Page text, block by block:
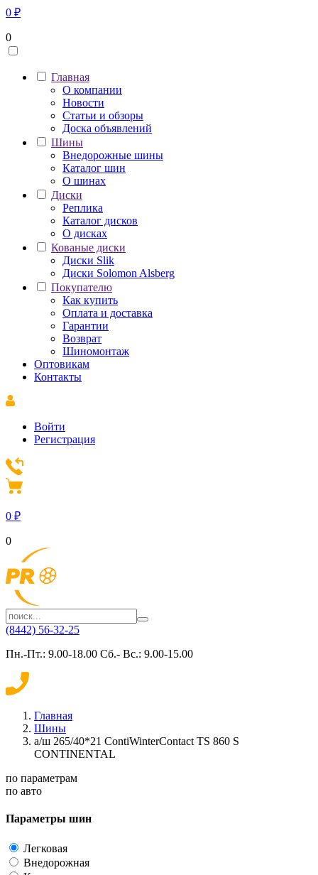
0 ₽
0
Главная
О компании
Новости
Статьи и обзоры
Доска объявлений
Шины
Внедорожные шины
Каталог шин
О шинах
Диски
Реплика
Каталог дисков
О дисках
Кованые диски
Диски Slik
Диски Solomon Alsberg
Покупателю
Как купить
Оплата и доставка
Гарантии
Возврат
Шиномонтаж
Оптовикам
Контакты
Войти
Регистрация
0 ₽
0
(8442) 56-32-25
Пн.-Пт.: 9.00-18.00 Сб.- Вс.: 9.00-15.00
Главная
Шины
а/ш 265/40*21 ContiWinterContact TS 860 S
CONTINENTAL
по параметрам
по авто
Параметры шин
Легковая
Внедорожная